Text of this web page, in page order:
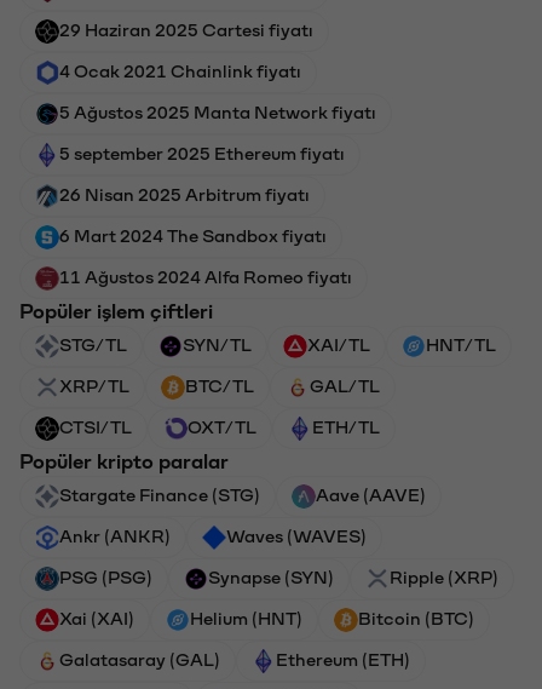
29 Haziran 2025 Cartesi fiyatı
4 Ocak 2021 Chainlink fiyatı
5 Ağustos 2025 Manta Network fiyatı
5 september 2025 Ethereum fiyatı
26 Nisan 2025 Arbitrum fiyatı
6 Mart 2024 The Sandbox fiyatı
11 Ağustos 2024 Alfa Romeo fiyatı
Popüler işlem çiftleri
STG/TL SYN/TL XAI/TL HNT/TL
XRP/TL BTC/TL GAL/TL
CTSI/TL OXT/TL ETH/TL
Popüler kripto paralar
Stargate Finance (STG) Aave (AAVE)
Ankr (ANKR) Waves (WAVES)
PSG (PSG) Synapse (SYN) Ripple (XRP)
Xai (XAI) Helium (HNT) Bitcoin (BTC)
Galatasaray (GAL) Ethereum (ETH)